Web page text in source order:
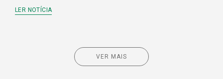
LER NOTÍCIA
VER MAIS